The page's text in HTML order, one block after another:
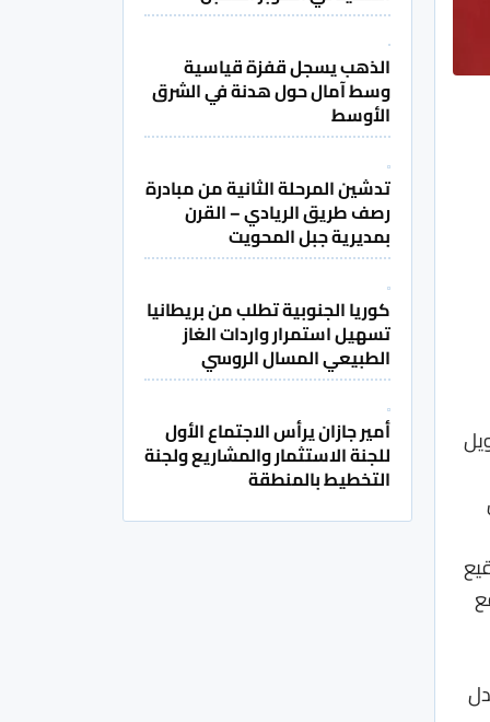
الذهب يسجل قفزة قياسية
وسط آمال حول هدنة في الشرق
الأوسط
تدشين المرحلة الثانية من مبادرة
رصف طريق الريادي – القرن
بمديرية جبل المحويت
كوريا الجنوبية تطلب من بريطانيا
تسهيل استمرار واردات الغاز
الطبيعي المسال الروسي
أمير جازان يرأس الاجتماع الأول
للجنة الاستثمار والمشاريع ولجنة
التخطيط بالمنطقة